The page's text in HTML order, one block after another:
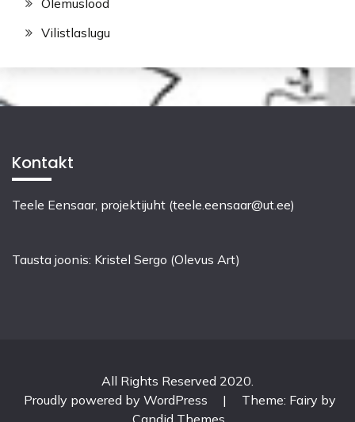
Olemuslood
Vilistlaslugu
Kontakt
Teele Eensaar, projektijuht (teele.eensaar@ut.ee)
Tausta joonis: Kristel Sergo (Olevus Art)
All Rights Reserved 2020.
Proudly powered by WordPress
|
Theme: Fairy by
Candid Themes